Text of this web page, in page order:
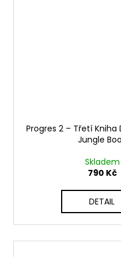
Progres 2 ‎– Třetí Kniha
Jungle
Skladem
790 Kč
DETAIL